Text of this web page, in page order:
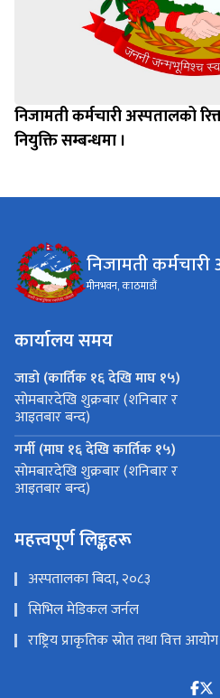
निजामती कर्मचारी अस्पतालको
नियुक्ति सम्बन्धमा ।
निजामती
मीनभवन, काठमाडौं
कार्यालय समय
जाडो (कार्तिक १६ देखि माघ १५)
सोमबारदेखि शुक्रबार (शनिबार र
आइतबार बन्द)
गर्मी (माघ १६ देखि कार्तिक १५)
सोमबारदेखि शुक्रबार (शनिबार र
आइतबार बन्द)
महत्त्वपूर्ण लिङ्कहरू
अस्पतालका बिदा, २०८३
सिभिल मेडिकल जर्नल
राष्ट्रिय प्राकृतिक स्रोत तथा वित्त आयोग